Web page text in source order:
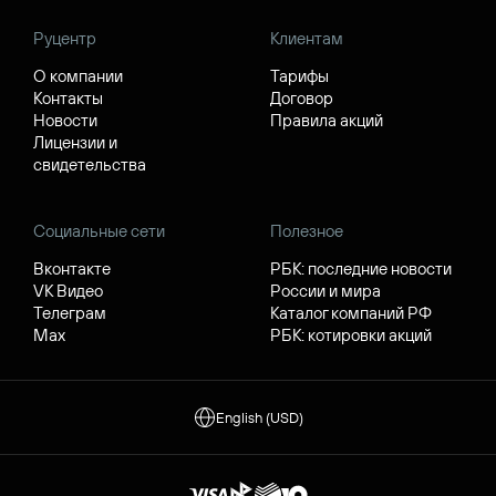
Руцентр
О компании
Контакты
Новости
Лицензии и
свидетельства
Клиентам
Тарифы
Договор
Правила акций
Социальные сети
Вконтакте
VK Видео
Телеграм
Max
Полезное
РБК: последние новости
России и мира
Каталог компаний РФ
РБК: котировки акций
English (USD)